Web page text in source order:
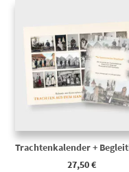
27,50€